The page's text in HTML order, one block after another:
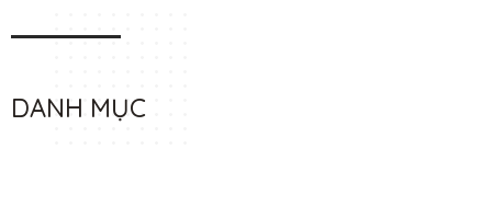
DANH MỤC